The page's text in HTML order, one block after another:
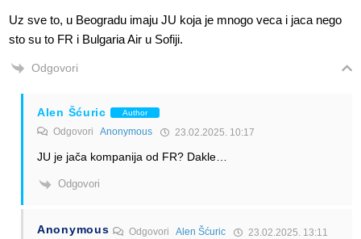
Uz sve to, u Beogradu imaju JU koja je mnogo veca i jaca nego
sto su to FR i Bulgaria Air u Sofiji.
Odgovori
Alen Šćuric Author
Odgovori Anonymous 23.02.2025. 10:17
JU je jača kompanija od FR? Dakle…
Odgovori
Anonymous OdgovoriAlen Šćuric 23.02.2025. 13:11